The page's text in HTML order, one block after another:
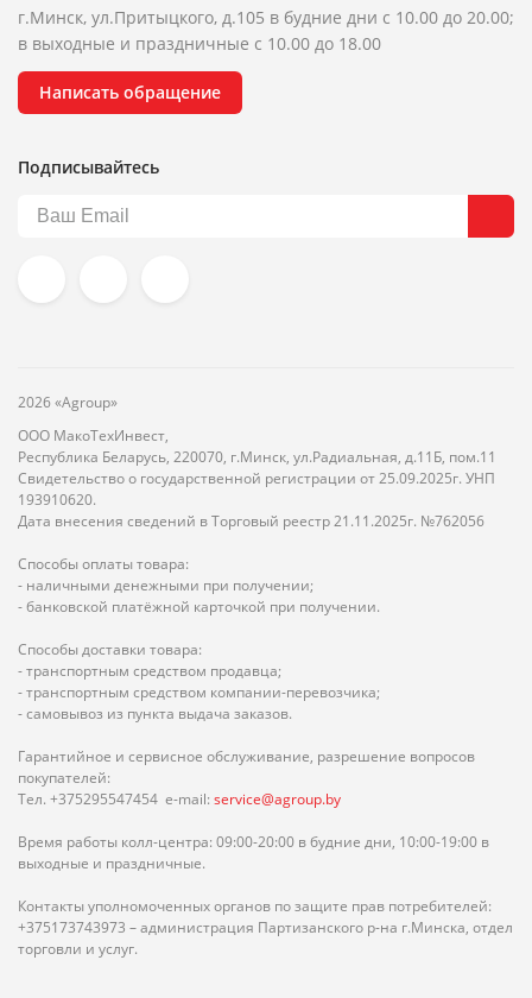
г.Минск, ул.Притыцкого, д.105 в будние дни с 10.00 до 20.00;
в выходные и праздничные с 10.00 до 18.00
Написать обращение
Подписывайтесь
2026 «Agroup»
ООО МакоТехИнвест,
Республика Беларусь, 220070, г.Минск, ул.Радиальная, д.11Б, пом.11
Свидетельство о государственной регистрации от 25.09.2025г. УНП
193910620.
Дата внесения сведений в Торговый реестр 21.11.2025г. №762056
Способы оплаты товара:
- наличными денежными при получении;
- банковской платёжной карточкой при получении.
Способы доставки товара:
- транспортным средством продавца;
- транспортным средством компании-перевозчика;
- самовывоз из пункта выдача заказов.
Гарантийное и сервисное обслуживание, разрешение вопросов
покупателей:
Тел. +375295547454 e-mail: service@agroup.by
Время работы колл-центра: 09:00-20:00 в будние дни, 10:00-19:00 в
выходные и праздничные.
Контакты уполномоченных органов по защите прав потребителей:
+375173743973 – администрация Партизанского р-на г.Минска, отдел
торговли и услуг.